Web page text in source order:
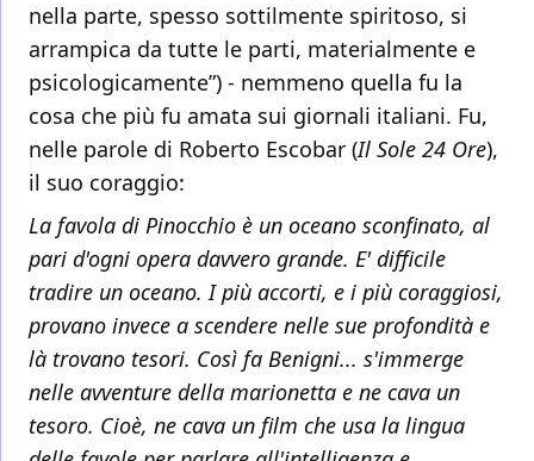
nella parte, spesso sottilmente spiritoso, si
arrampica da tutte le parti, materialmente e
psicologicamente”) - nemmeno quella fu la
cosa che più fu amata sui giornali italiani. Fu,
nelle parole di Roberto Escobar (Il Sole 24 Ore),
il suo coraggio:
La favola di Pinocchio è un oceano sconfinato, al
pari d'ogni opera davvero grande. E' difficile
tradire un oceano. I più accorti, e i più coraggiosi,
provano invece a scendere nelle sue profondità e
là trovano tesori. Così fa Benigni... s'immerge
nelle avventure della marionetta e ne cava un
tesoro. Cioè, ne cava un film che usa la lingua